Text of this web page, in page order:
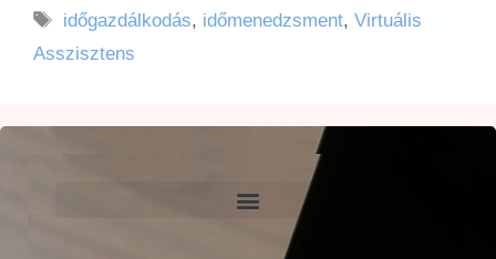
időgazdálkodás, időmenedzsment,Virtuális
Asszisztens